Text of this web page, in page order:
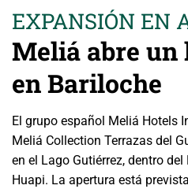
EXPANSIÓN EN
Meliá abre un
en Bariloche
El grupo español Meliá Hotels
Meliá Collection Terrazas del
en el Lago Gutiérrez, dentro
Huapi. La apertura está